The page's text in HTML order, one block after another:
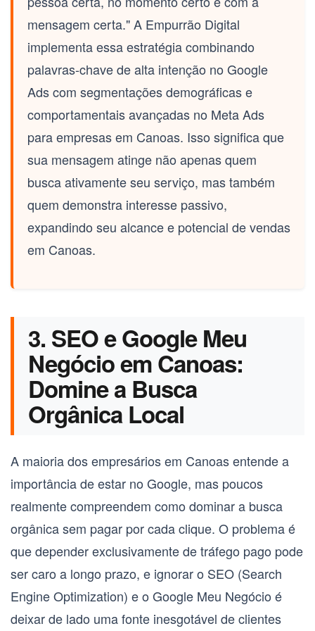
mensagem certa." A Empurrão Digital
implementa essa estratégia combinando
palavras-chave de alta intenção no Google
Ads com segmentações demográficas e
comportamentais avançadas no Meta Ads
para empresas em Canoas. Isso significa que
sua mensagem atinge não apenas quem
busca ativamente seu serviço, mas também
quem demonstra interesse passivo,
expandindo seu alcance e potencial de vendas
em Canoas.
3. SEO e Google Meu
Negócio em Canoas:
Domine a Busca
Orgânica Local
A maioria dos empresários em Canoas entende a
importância de estar no Google, mas poucos
realmente compreendem como dominar a busca
orgânica sem pagar por cada clique. O problema é
que depender exclusivamente de tráfego pago pode
ser caro a longo prazo, e ignorar o SEO (Search
Engine Optimization) e o Google Meu Negócio é
deixar de lado uma fonte inesgotável de clientes